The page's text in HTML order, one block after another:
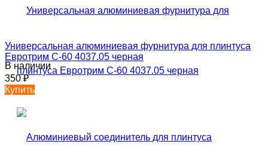
Универсальная алюминиевая фурнитура для плинтуса
Евротрим C-60 4037.05 черная
В наличии
350₽
Купить